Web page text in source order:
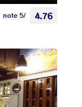
note 5/ 4.76